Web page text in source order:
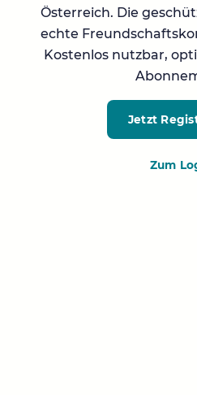
Österreich. Die
echte
Kostenlos nutzbar,
Jetzt
Zum